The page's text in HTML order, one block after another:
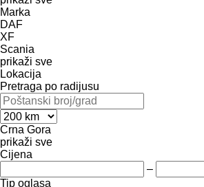
Marka
DAF
XF
Scania
prikaži sve
Lokacija
Pretraga po radijusu
Crna Gora
prikaži sve
Cijena
–
Tip oglasa